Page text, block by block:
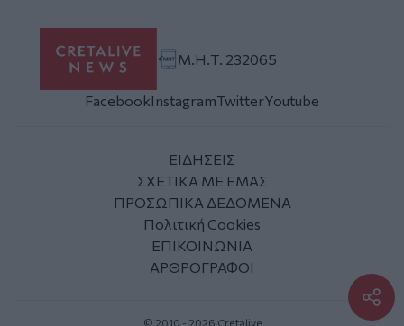
Μ.Η.Τ. 232065
FacebookInstagramTwitterYoutube
ΕΙΔΗΣΕΙΣ
ΣΧΕΤΙΚΑ ΜΕ ΕΜΑΣ
ΠΡΟΣΩΠΙΚΑ ΔΕΔΟΜΕΝΑ
Πολιτική Cookies
ΕΠΙΚΟΙΝΩΝΙΑ
ΑΡΘΡΟΓΡΑΦΟΙ
© 2010 - 2026 Cretalive